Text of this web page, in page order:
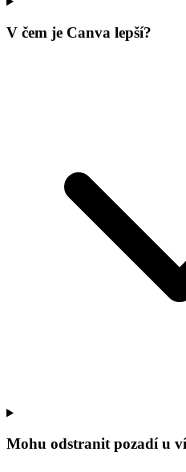
V čem je Canva lepší?
Mohu odstranit pozadí u